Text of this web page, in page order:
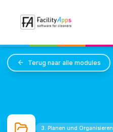
Terug naar alle modules
3. Planen und Organisieren